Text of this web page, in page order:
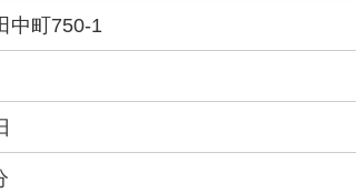
中町750-1